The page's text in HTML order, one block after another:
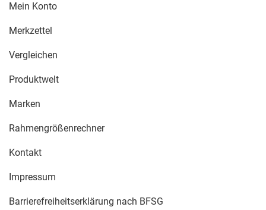
Mein Konto
Merkzettel
Vergleichen
Produktwelt
Marken
Rahmengrößenrechner
Kontakt
Impressum
Barrierefreiheitserklärung nach BFSG